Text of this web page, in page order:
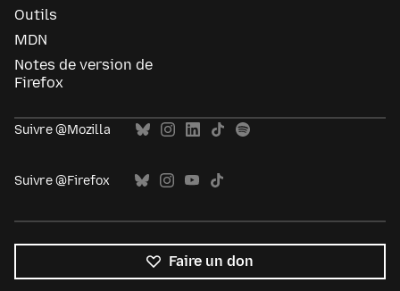
Outils
MDN
Notes de version de
Firefox
Suivre @Mozilla
Suivre @Firefox
Faire un don